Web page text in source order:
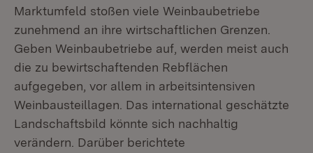
Marktumfeld stoßen viele Weinbaubetriebe
zunehmend an ihre wirtschaftlichen Grenzen.
Geben Weinbaubetriebe auf, werden meist auch
die zu bewirtschaftenden Rebflächen
aufgegeben, vor allem in arbeitsintensiven
Weinbausteillagen. Das international geschätzte
Landschaftsbild könnte sich nachhaltig
verändern. Darüber berichtete